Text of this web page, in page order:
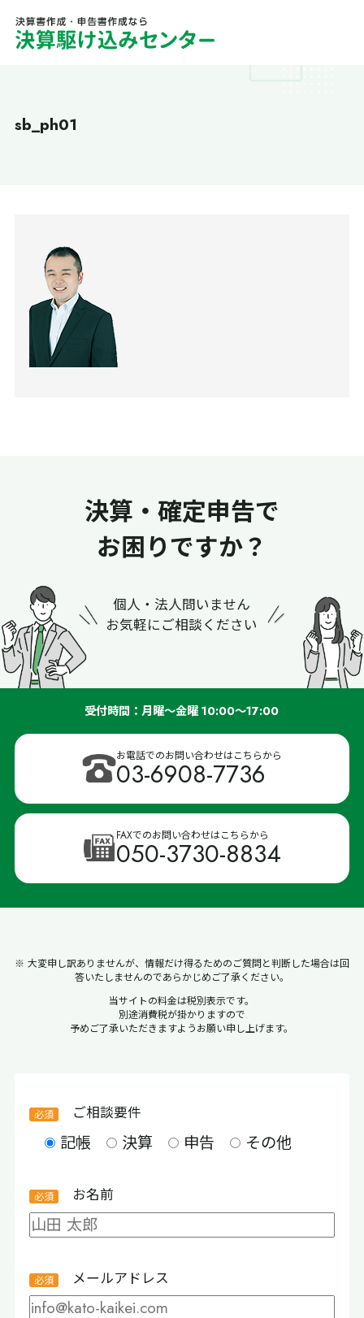
sb_ph01
決算・確定申告で
お困りですか？
個人・法人問いません
お気軽にご相談ください
受付時間：月曜～金曜 10:00～17:00
お電話でのお問い合わせはこちらから
03-6908-7736
FAXでのお問い合わせはこちらから
050-3730-8834
※ 大変申し訳ありませんが、情報だけ得るためのご質問と判断した場合は回
答いたしませんのであらかじめご了承ください。
当サイトの料金は税別表示です。
別途消費税が掛かりますので
予めご了承いただきますようお願い申し上げます。
ご相談要件
記帳 決算 申告 その他
お名前
メールアドレス